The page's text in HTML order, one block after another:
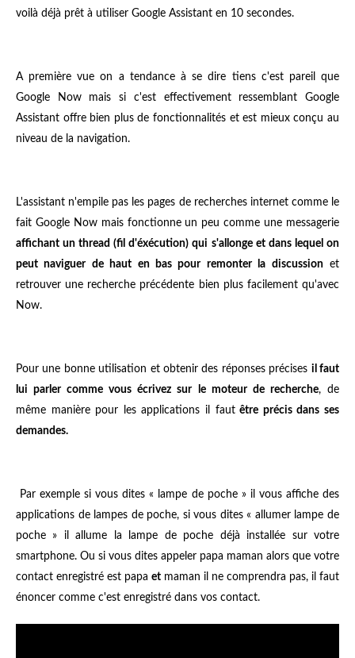
voilà déjà prêt à utiliser Google Assistant en 10 secondes.
A première vue on a tendance à se dire tiens c'est pareil que
Google Now mais si c'est effectivement ressemblant Google
Assistant offre bien plus de fonctionnalités et est mieux conçu au
niveau de la navigation.
L'assistant n'empile pas les pages de recherches internet comme le
fait Google Now mais fonctionne un peu comme une messagerie
affichant un thread (fil d'éxécution) qui s'allonge et dans lequel on
peut naviguer de haut en bas pour remonter la discussionet
retrouver une recherche précédente bien plus facilement qu'avec
Now.
Pour une bonne utilisation et obtenir des réponses précises il faut
lui parler comme vous écrivez sur le moteur de recherche, de
même manière pour les applications il fautêtre précis dans ses
demandes.
Par exemple si vous dites « lampe de poche » il vous affiche des
applications de lampes de poche, si vous dites « allumer lampe de
poche » il allume la lampe de poche déjà installée sur votre
smartphone. Ou si vous dites appeler papa maman alors que votre
contact enregistré est papa et maman il ne comprendra pas, il faut
énoncer comme c'est enregistré dans vos contact.